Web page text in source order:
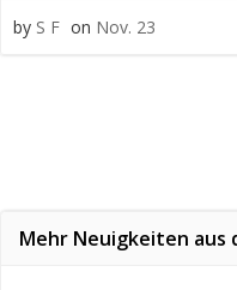
by S F on Nov. 23
Mehr Neuigkeiten aus